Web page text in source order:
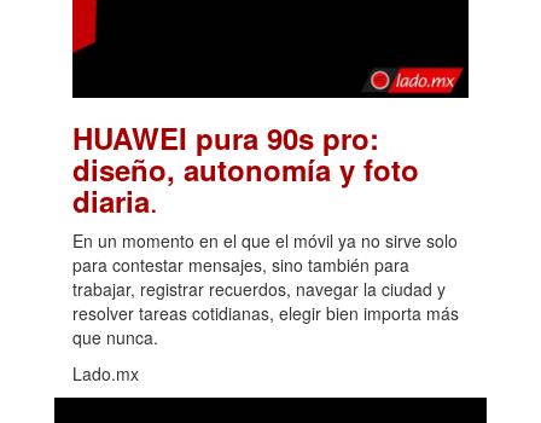
HUAWEI pura 90s pro:
diseño, autonomía y foto
diaria.
En un momento en el que el móvil ya no sirve solo
para contestar mensajes, sino también para
trabajar, registrar recuerdos, navegar la ciudad y
resolver tareas cotidianas, elegir bien importa más
que nunca.
Lado.mx